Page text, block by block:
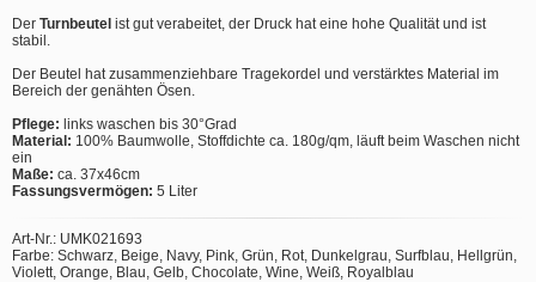
Der Turnbeutel ist gut verabeitet, der Druck hat eine hohe Qualität und ist
stabil.
Der Beutel hat zusammenziehbare Tragekordel und verstärktes Material im
Bereich der genähten Ösen.
Pflege: links waschen bis 30°Grad
Material: 100% Baumwolle, Stoffdichte ca. 180g/qm, läuft beim Waschen nicht
ein
Maße: ca. 37x46cm
Fassungsvermögen: 5 Liter
Art-Nr.: UMK021693
Farbe: Schwarz, Beige, Navy, Pink, Grün, Rot, Dunkelgrau, Surfblau, Hellgrün,
Violett, Orange, Blau, Gelb, Chocolate, Wine, Weiß, Royalblau